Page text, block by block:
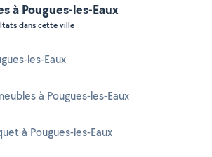
à Pougues-les-Eaux
dans cette ville
les-Eaux
à Pougues-les-Eaux
à Pougues-les-Eaux